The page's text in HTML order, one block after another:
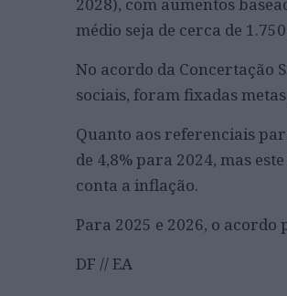
médio seja de cerca de
No acordo da Concertação
sociais, foram fixadas
Quanto aos referenciais
de 4,8% para 2024, mas
conta a inflação.
Para 2025 e 2026, o acordo
DF // EA